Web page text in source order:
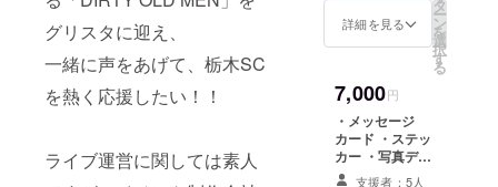
グリスタに迎え、
一緒に声をあげて、栃木SC
を熱く応援したい！！
ライブ運営に関しては素人
もって「栃
「DIRTY
OLD MEN」
を応援して
いきます。
詳細を見る
タ
ー
ン
を
選
択
す
る
7,000円
・メッセージ
カード ・ステッ
カー ・写真デー
タ ・コラボグッ
支援者：5人